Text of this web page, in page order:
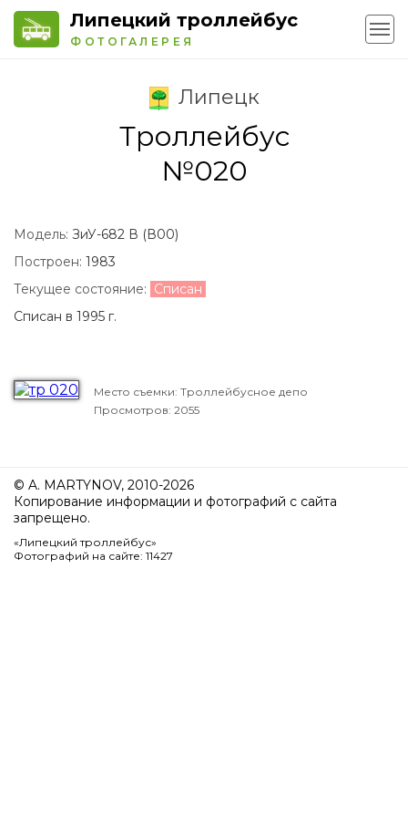
Липецкий троллейбус
ФОТОГАЛЕРЕЯ
Липецк
Троллейбус
№020
Модель: ЗиУ-682 В (В00)
Построен: 1983
Текущее состояние: Списан
Списан в 1995 г.
Место съемки: Троллейбусное депо
Просмотров: 2055
© A. MARTYNOV, 2010-2026
Копирование информации и фотографий с сайта
запрещено.
«Липецкий троллейбус»
Фотографий на сайте: 11427